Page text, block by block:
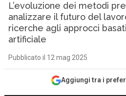
L’evoluzione dei metodi
analizzare il futuro del
ricerche agli approcci
artificiale
Pubblicato il 12 mag 2025
Aggiungi tra i